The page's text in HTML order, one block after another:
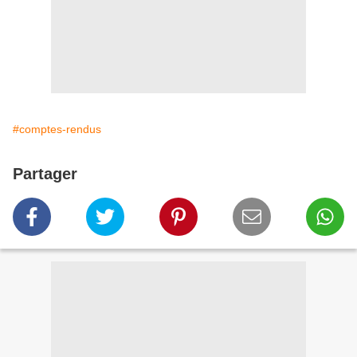
#comptes-rendus
Partager